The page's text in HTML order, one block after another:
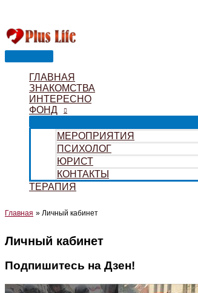
Перейти
к
содержимому
Главное
ГЛАВНАЯ
ЗНАКОМСТВА
ИНТЕРЕСНО
ФОНД
МЕРОПРИЯТИЯ
ПСИХОЛОГ
ЮРИСТ
КОНТАКТЫ
ТЕРАПИЯ
Главная Личный кабинет
Личный кабинет
Подпишитесь на Дзен!